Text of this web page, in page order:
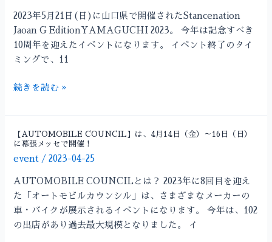
2023年5月21日(日)に山口県で開催されたStancenation
Jaoan G EditionYAMAGUCHI 2023。 今年は記念すべき
10周年を迎えたイベントになります。 イベント終了のタイ
ミングで、11
続きを読む »
【AUTOMOBILE COUNCIL】は、4月14日（金）～16日（日）
に幕張メッセで開催！
event /2023-04-25
AUTOMOBILE COUNCILとは？ 2023年に8回目を迎え
た「オートモビルカウンシル」は、さまざまなメーカーの
車・バイクが展示されるイベントになります。 今年は、102
の出店があり過去最大規模となりました。 イ
【AUTOMOBILE
は、
4
月
14
日